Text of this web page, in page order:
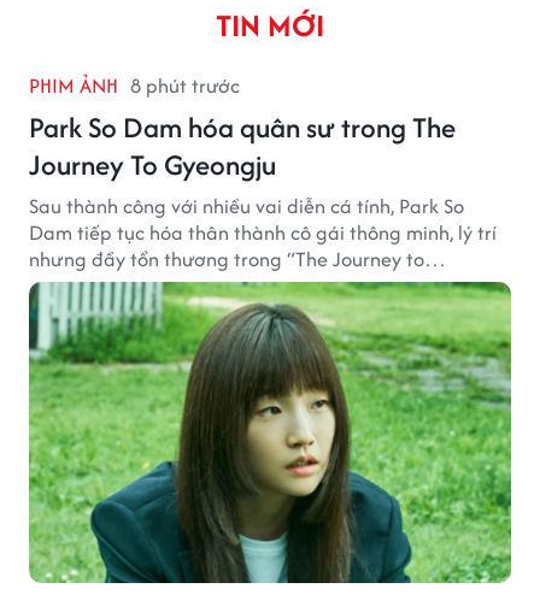
TIN MỚI
PHIM ẢNH 8 phút trước
Park So Dam hóa quân sư trong The
Journey To Gyeongju
Sau thành công với nhiều vai diễn cá tính, Park So
Dam tiếp tục hóa thân thành cô gái thông minh, lý trí
nhưng đầy tổn thương trong “The Journey to
Gyeongju”.